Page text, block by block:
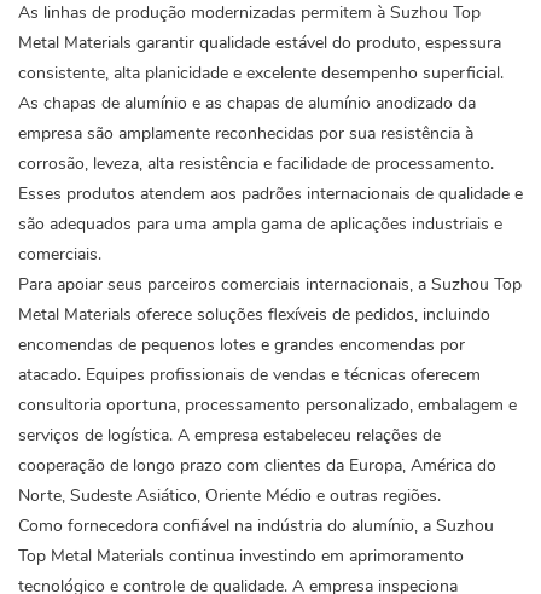
As linhas de produção modernizadas permitem à Suzhou Top
Metal Materials garantir qualidade estável do produto, espessura
consistente, alta planicidade e excelente desempenho superficial.
As chapas de alumínio e as chapas de alumínio anodizado da
empresa são amplamente reconhecidas por sua resistência à
corrosão, leveza, alta resistência e facilidade de processamento.
Esses produtos atendem aos padrões internacionais de qualidade e
são adequados para uma ampla gama de aplicações industriais e
comerciais.
Para apoiar seus parceiros comerciais internacionais, a Suzhou Top
Metal Materials oferece soluções flexíveis de pedidos, incluindo
encomendas de pequenos lotes e grandes encomendas por
atacado. Equipes profissionais de vendas e técnicas oferecem
consultoria oportuna, processamento personalizado, embalagem e
serviços de logística. A empresa estabeleceu relações de
cooperação de longo prazo com clientes da Europa, América do
Norte, Sudeste Asiático, Oriente Médio e outras regiões.
Como fornecedora confiável na indústria do alumínio, a Suzhou
Top Metal Materials continua investindo em aprimoramento
tecnológico e controle de qualidade. A empresa inspeciona